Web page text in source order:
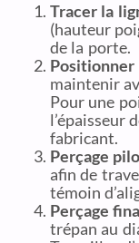
Tracer la
(hauteur
de la porte.
Positionner
maintenir
Pour une
l’épaisseur
fabricant.
Perçage
afin de
témoin
Perçage
trépan au